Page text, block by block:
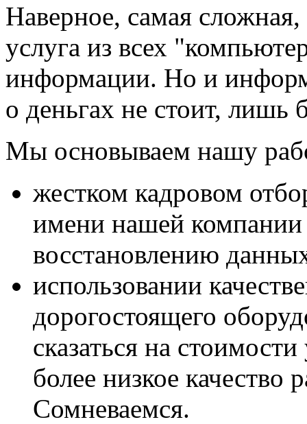
Наверное, самая
услуга из всех
информации. Но и
о деньгах не стоит, лишь
Мы основываем нашу
жестком кадровом
имени нашей компании
восстановлению
использовании
дорогостоящего
сказаться на
более низкое
Сомневаемся.